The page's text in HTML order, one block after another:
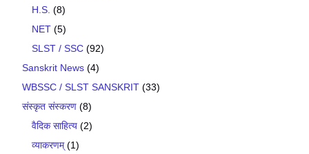
H.S. (8)
NET (5)
SLST / SSC (92)
Sanskrit News (4)
WBSSC / SLST SANSKRIT (33)
संस्कृत संस्करण (8)
वैदिक साहित्य (2)
व्याकरणम्(1)